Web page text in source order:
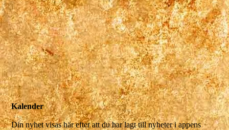
Kalender
Din nyhet visas här efter att du har lagt till nyheter i appens